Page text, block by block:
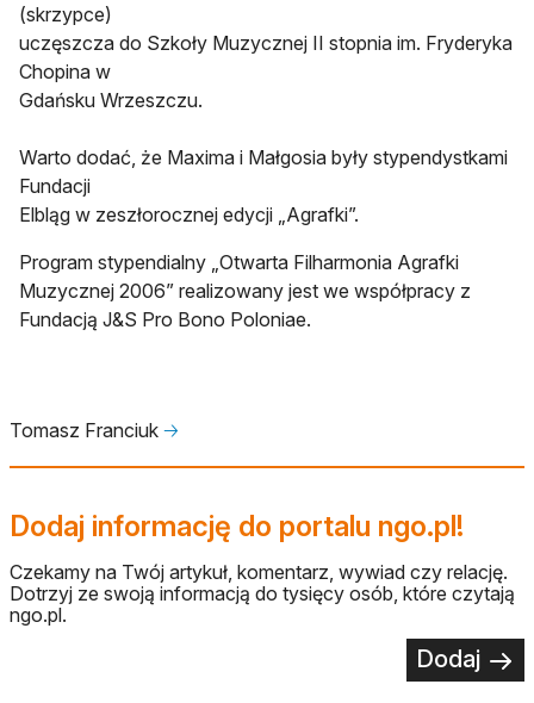
(skrzypce)
uczęszcza do Szkoły Muzycznej II stopnia im. Fryderyka
Chopina w
Gdańsku Wrzeszczu.
Warto dodać, że Maxima i Małgosia były stypendystkami
Fundacji
Elbląg w zeszłorocznej edycji „Agrafki”.
Program stypendialny „Otwarta Filharmonia Agrafki
Muzycznej 2006” realizowany jest we współpracy z
Fundacją J&S Pro Bono Poloniae.
Tomasz Franciuk 🡢
Dodaj informację do portalu ngo.pl!
Czekamy na Twój artykuł, komentarz, wywiad czy relację.
Dotrzyj ze swoją informacją do tysięcy osób, które czytają
ngo.pl.
Dodaj